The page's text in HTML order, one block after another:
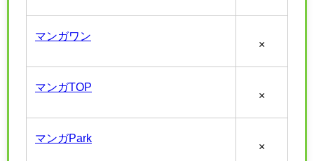
マンガワン
×
マンガTOP
×
マンガPark
×